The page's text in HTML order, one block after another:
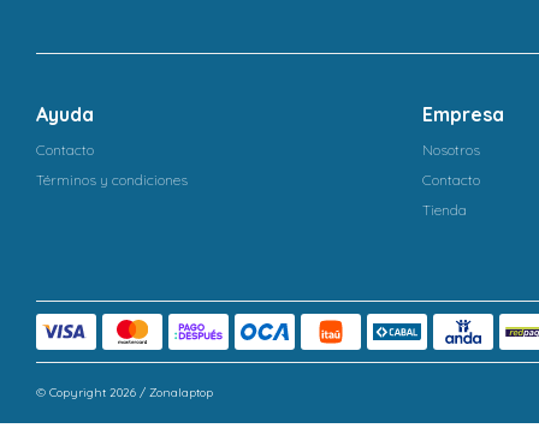
Ayuda
Contacto
Términos y condiciones
Empresa
Nosotros
Contacto
Tienda
© Copyright 2026 / Zonalaptop